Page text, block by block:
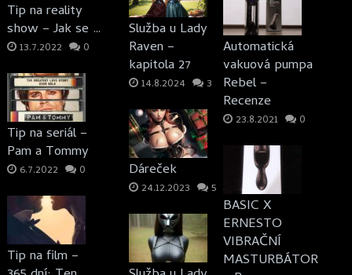
Tip na reality
show – Jak se …
13.7.2022 0
Tip na seriál –
Pam a Tommy
6.7.2022 0
Tip na film –
Služba u Lady
Raven –
kapitola 27
14.8.2024 3
Dáreček
24.12.2023 5
Automatická
vakuová pumpa
Rebel –
Recenze
23.8.2021 0
BASIC X
ERNESTO
VIBRAČNÍ
MASTURBÁTOR